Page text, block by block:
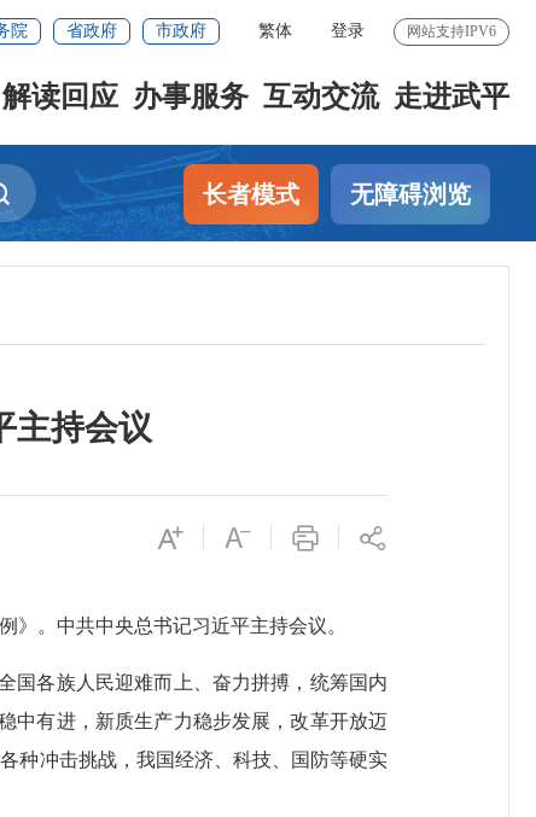
院 省政府 市政府 繁体 登录 网站支持IPV6
解读回应 办事服务 互动交流 走进武平
长者模式 无障碍浏览
主持会议
。中共中央总书记习近平主持会议。
各族人民迎难而上、奋力拼搏，统筹国内
中有进，新质生产力稳步发展，改革开放迈
种冲击挑战，我国经济、科技、国防等硬实